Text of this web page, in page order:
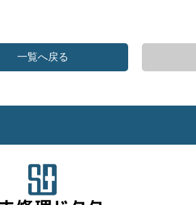
一覧へ戻る